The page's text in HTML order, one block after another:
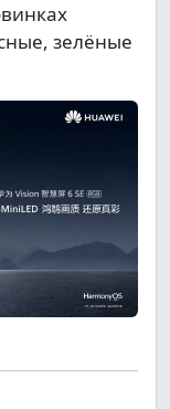
зелёные